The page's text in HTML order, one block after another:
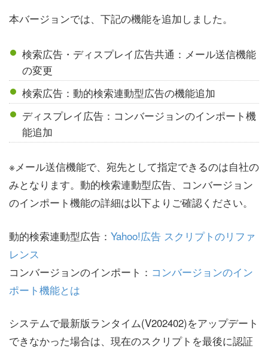
本バージョンでは、下記の機能を追加しました。
検索広告・ディスプレイ広告共通：メール送信機能
の変更
検索広告：動的検索連動型広告の機能追加
ディスプレイ広告：コンバージョンのインポート機
能追加
※メール送信機能で、宛先として指定できるのは自社の
みとなります。動的検索連動型広告、コンバージョン
のインポート機能の詳細は以下よりご確認ください。
動的検索連動型広告： Yahoo!広告 スクリプトのリファ
レンス
コンバージョンのインポート： コンバージョンのイン
ポート機能とは
システムで最新版ランタイム(V202402)をアップデート
できなかった場合は、現在のスクリプトを最後に認証